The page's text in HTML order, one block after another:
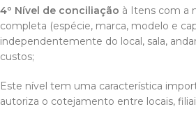
4º Nível de conciliação à Itens com a
completa (espécie, marca, modelo e
independentemente do local, sala,
custos;
Este nível tem uma característica
autoriza o cotejamento entre locais,